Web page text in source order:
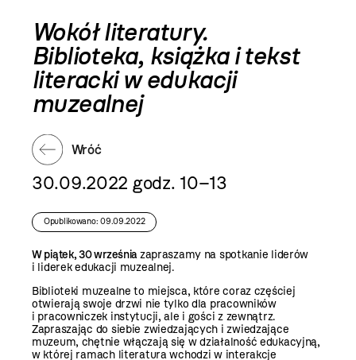
Wokół literatury.
Biblioteka, książka i tekst
literacki w edukacji
muzealnej
Wróć
30.09.2022 godz. 10–13
Opublikowano: 09.09.2022
W piątek, 30 wrześniazapraszamy na spotkanie liderów
i liderek edukacji muzealnej.
Biblioteki muzealne to miejsca, które coraz częściej
otwierają swoje drzwi nie tylko dla pracowników
i pracowniczek instytucji, ale i gości z zewnątrz.
Zapraszając do siebie zwiedzających i zwiedzające
muzeum, chętnie włączają się w działalność edukacyjną,
w której ramach literatura wchodzi w interakcje